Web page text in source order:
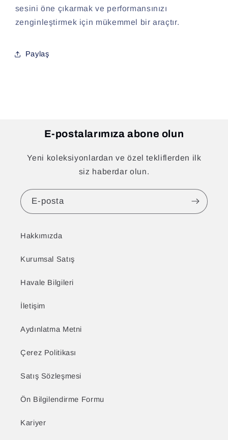
sesini öne çıkarmak ve performansınızı
zenginleştirmek için mükemmel bir araçtır.
Paylaş
E-postalarımıza abone olun
Yeni koleksiyonlardan ve özel tekliflerden ilk
siz haberdar olun.
E-posta
Hakkımızda
Kurumsal Satış
Havale Bilgileri
İletişim
Aydınlatma Metni
Çerez Politikası
Satış Sözleşmesi
Ön Bilgilendirme Formu
Kariyer